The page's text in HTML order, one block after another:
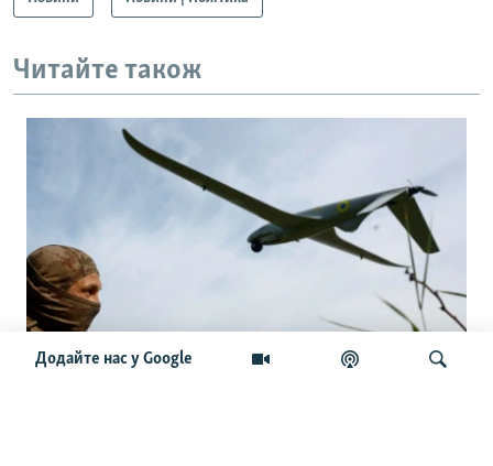
Додайте нас у Google
Читайте також